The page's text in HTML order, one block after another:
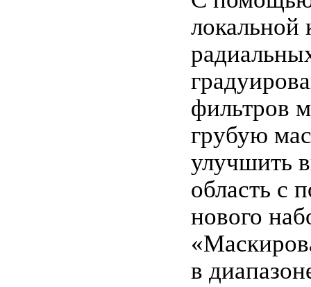
локальной
фильтров
грубую
улучшить
область с
нового
в